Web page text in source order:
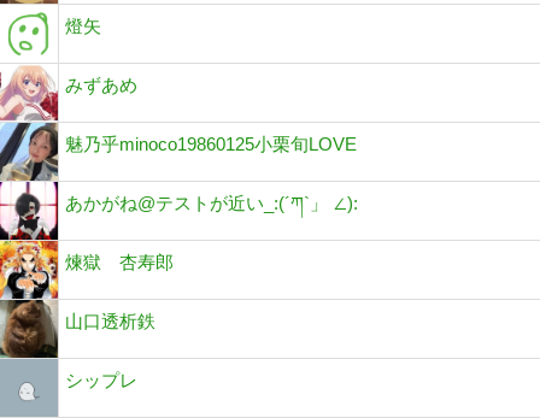
燈矢
みずあめ
魅乃乎minoco19860125小栗旬LOVE
あかがね@テストが近い_:(´ཀ`」 ∠):
煉獄 杏寿郎
山口透析鉄
シップレ